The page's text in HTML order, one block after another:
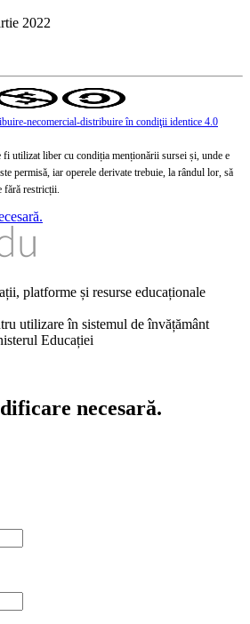
2022
necomercial-distribuire în condiţii identice 4.0
fi utilizat liber cu condiția menționării sursei și, unde e
permisă, iar operele derivate trebuie, la rândul lor, să
fără restricții.
platforme și resurse educaționale
utilizare în sistemul de învățământ
Educației
necesară.